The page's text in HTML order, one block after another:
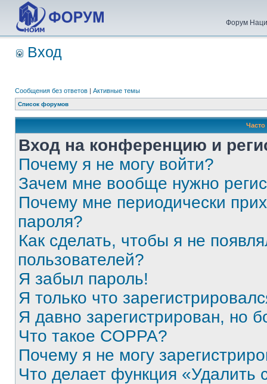
Форум
Вход
Сообщения без ответов | Активные темы
Список форумов
Вход на конференцию и
Почему я не могу войти?
Зачем мне вообще нужно
Почему мне периодически
пароля?
Как сделать, чтобы я не
пользователей?
Я забыл пароль!
Я только что
Я давно зарегистрирован, но
Что такое COPPA?
Почему я не могу
Что делает функция «Удалить